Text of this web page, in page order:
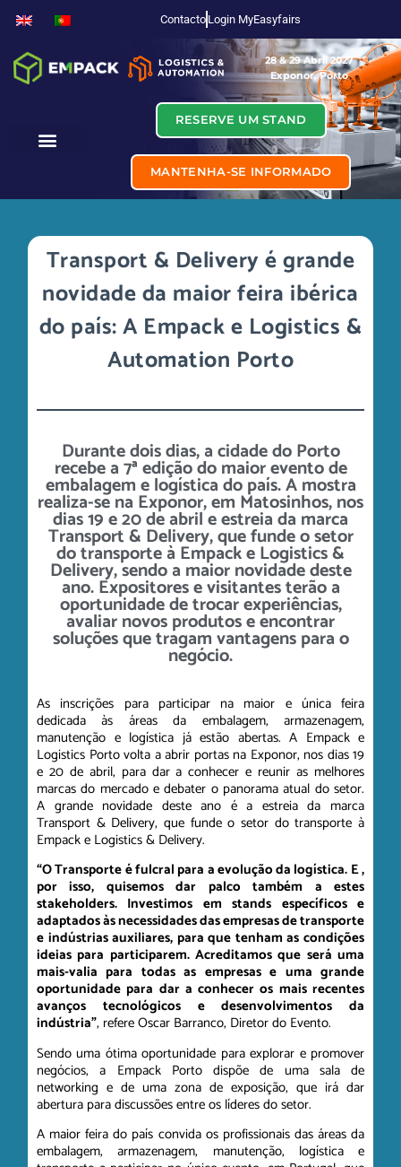
Contacto Login MyEasyfairs
28 & 29 Abril 2027
Exponor, Porto
RESERVE UM STAND
MANTENHA-SE INFORMADO
Transport & Delivery é grande
novidade da maior feira ibérica
do país: A Empack e Logistics &
Automation Porto
Durante dois dias, a cidade do Porto
recebe a 7ª edição do maior evento de
embalagem e logística do país. A mostra
realiza-se na Exponor, em Matosinhos, nos
dias 19 e 20 de abril e estreia da marca
Transport & Delivery, que funde o setor
do transporte à Empack e Logistics &
Delivery, sendo a maior novidade deste
ano. Expositores e visitantes terão a
oportunidade de trocar experiências,
avaliar novos produtos e encontrar
soluções que tragam vantagens para o
negócio.
As inscrições para participar na maior e única feira
dedicada às áreas da embalagem, armazenagem,
manutenção e logística já estão abertas. A Empack e
Logistics Porto volta a abrir portas na Exponor, nos dias 19
e 20 de abril, para dar a conhecer e reunir as melhores
marcas do mercado e debater o panorama atual do setor.
A grande novidade deste ano é a estreia da marca
Transport & Delivery, que funde o setor do transporte à
Empack e Logistics & Delivery.
“O Transporte é fulcral para a evolução da logística. E ,
por isso, quisemos dar palco também a estes
stakeholders. Investimos em stands específicos e
adaptados às necessidades das empresas de transporte
e indústrias auxiliares, para que tenham as condições
ideias para participarem. Acreditamos que será uma
mais-valia para todas as empresas e uma grande
oportunidade para dar a conhecer os mais recentes
avanços tecnológicos e desenvolvimentos da
indústria”, refere Oscar Barranco, Diretor do Evento.
Sendo uma ótima oportunidade para explorar e promover
negócios, a Empack Porto dispõe de uma sala de
networking e de uma zona de exposição, que irá dar
abertura para discussões entre os líderes do setor.
A maior feira do país convida os profissionais das áreas da
embalagem, armazenagem, manutenção, logística e